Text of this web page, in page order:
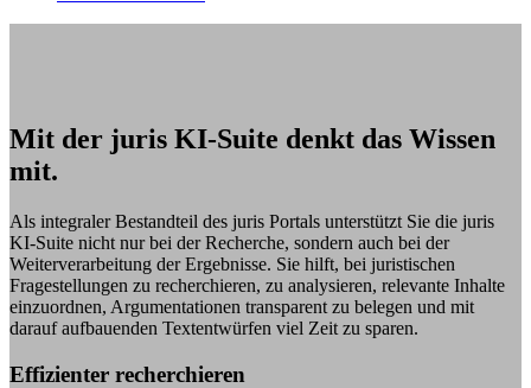
Mit der juris KI-Suite denkt das Wissen
mit.
Als integraler Bestandteil des juris Portals unterstützt Sie die juris
KI-Suite nicht nur bei der Recherche, sondern auch bei der
Weiterverarbeitung der Ergebnisse. Sie hilft, bei juristischen
Fragestellungen zu recherchieren, zu analysieren, relevante Inhalte
einzuordnen, Argumentationen transparent zu belegen und mit
darauf aufbauenden Textentwürfen viel Zeit zu sparen.
Effizienter recherchieren